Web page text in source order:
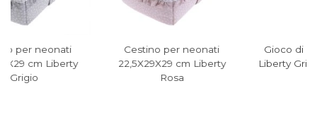
Cestino per neonati
22,5X29X29 cm Liberty
Gioco di 2 asciugamani
Liberty Grigio 25X35X1 cm